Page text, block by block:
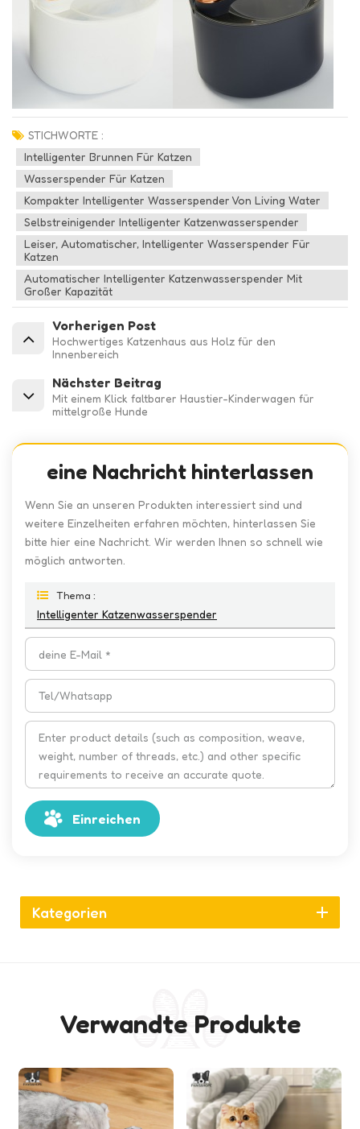
STICHWORTE :
Intelligenter Brunnen Für Katzen
Wasserspender Für Katzen
Kompakter Intelligenter Wasserspender Von Living Water
Selbstreinigender Intelligenter Katzenwasserspender
Leiser, Automatischer, Intelligenter Wasserspender Für
Katzen
Automatischer Intelligenter Katzenwasserspender Mit
Großer Kapazität
Vorherigen Post
Hochwertiges Katzenhaus aus Holz für den
Innenbereich
Nächster Beitrag
Mit einem Klick faltbarer Haustier-Kinderwagen für
mittelgroße Hunde
eine Nachricht hinterlassen
Wenn Sie an unseren Produkten interessiert sind und
weitere Einzelheiten erfahren möchten, hinterlassen Sie
bitte hier eine Nachricht. Wir werden Ihnen so schnell wie
möglich antworten.
Thema :
Intelligenter Katzenwasserspender
Einreichen
Kategorien
Verwandte Produkte